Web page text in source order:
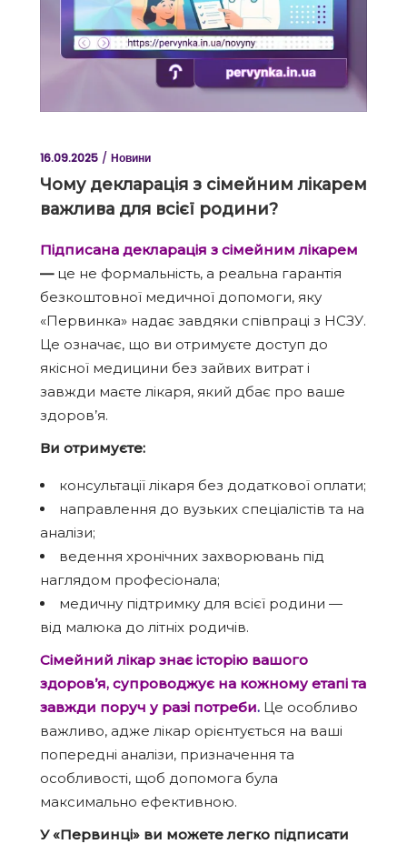
16.09.2025 Новини
Чому декларація з сімейним лікарем
важлива для всієї родини?
Підписана декларація з сімейним лікарем
— це не формальність, а реальна гарантія
безкоштовної медичної допомоги, яку
«Первинка» надає завдяки співпраці з НСЗУ.
Це означає, що ви отримуєте доступ до
якісної медицини без зайвих витрат і
завжди маєте лікаря, який дбає про ваше
здоров’я.
Ви отримуєте:
консультації лікаря без додаткової оплати;
направлення до вузьких спеціалістів та на
аналізи;
ведення хронічних захворювань під
наглядом професіонала;
медичну підтримку для всієї родини —
від малюка до літніх родичів.
Сімейний лікар знає історію вашого
здоров’я, супроводжує на кожному етапі та
завжди поруч у разі потреби. Це особливо
важливо, адже лікар орієнтується на ваші
попередні аналізи, призначення та
особливості, щоб допомога була
максимально ефективною.
У «Первинці» ви можете легко підписати